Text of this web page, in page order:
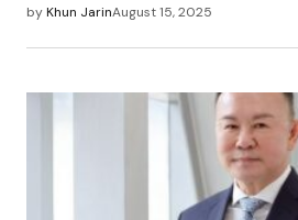
byKhun JarinAugust 15, 2025